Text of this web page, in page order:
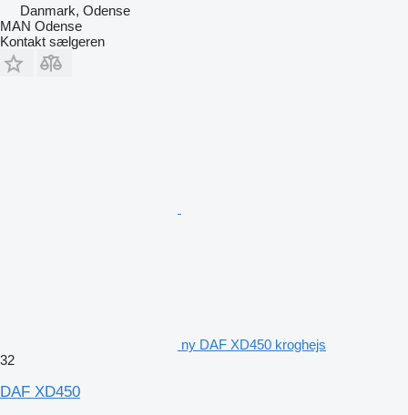
Danmark, Odense
MAN Odense
Kontakt sælgeren
ny DAF XD450 kroghejs
32
DAF XD450